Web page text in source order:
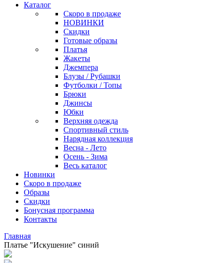
Каталог
Скоро в продаже
НОВИНКИ
Скидки
Готовые образы
Платья
Жакеты
Джемпера
Блузы / Рубашки
Футболки / Топы
Брюки
Джинсы
Юбки
Верхняя одежда
Спортивный стиль
Нарядная коллекция
Весна - Лето
Осень - Зима
Весь каталог
Новинки
Скоро в продаже
Образы
Скидки
Бонусная программа
Контакты
Главная
Платье "Искушение" синий